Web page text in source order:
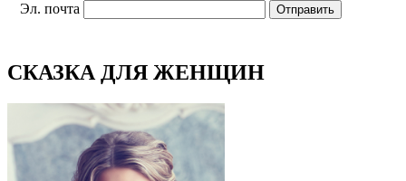
Эл. почта
СКАЗКА ДЛЯ ЖЕНЩИН